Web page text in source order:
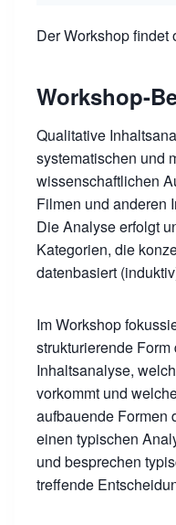
Der Workshop findet
Workshop-
Qualitative
systematischen und
wissenschaftlichen
Filmen und anderen
Die Analyse erfolgt
Kategorien, die
datenbasiert
Im Workshop
strukturierende
Inhaltsanalyse,
vorkommt und
aufbauende Formen
einen typischen
und besprechen
treffende